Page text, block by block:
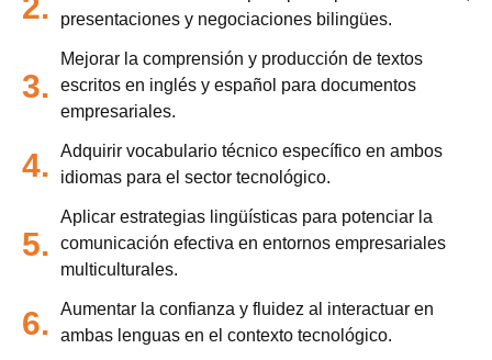
presentaciones y negociaciones bilingües.
3.
Mejorar la comprensión y producción de textos
escritos en inglés y español para documentos
empresariales.
4.
Adquirir vocabulario técnico específico en ambos
idiomas para el sector tecnológico.
5.
Aplicar estrategias lingüísticas para potenciar la
comunicación efectiva en entornos empresariales
multiculturales.
6.
Aumentar la confianza y fluidez al interactuar en
ambas lenguas en el contexto tecnológico.